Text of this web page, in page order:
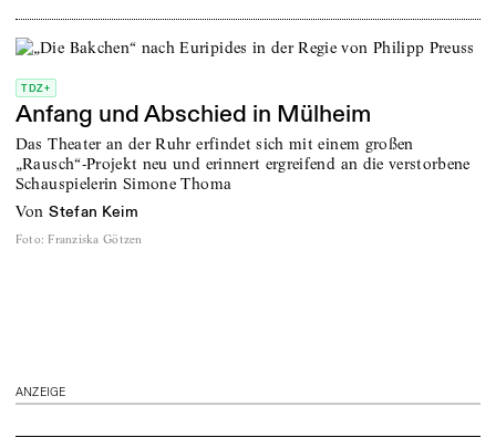
TDZ+
Anfang und Abschied in Mülheim
Das Theater an der Ruhr erfindet sich mit einem großen
„Rausch“-Projekt neu und erinnert ergreifend an die verstorbene
Schauspielerin Simone Thoma
von Stefan Keim
Foto: Franziska Götzen
ANZEIGE